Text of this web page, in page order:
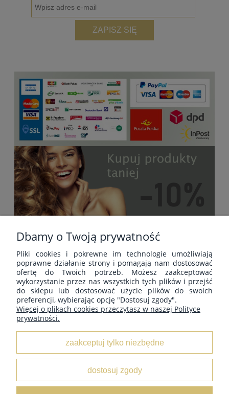
ZAPISZ SIĘ
POMOC
MOJE KONTO
PŁATNOŚCI I DOSTAWA
Dbamy o Twoją prywatność
Pliki cookies i pokrewne im technologie umożliwiają
poprawne działanie strony i pomagają nam dostosować
ofertę do Twoich potrzeb. Możesz zaakceptować
wykorzystanie przez nas wszystkich tych plików i przejść
do sklepu lub dostosować użycie plików do swoich
preferencji, wybierając opcję "Dostosuj zgody".
Więcej o plikach cookies przeczytasz w naszej Polityce
prywatności.
zaakceptuj tylko niezbędne
dostosuj zgody